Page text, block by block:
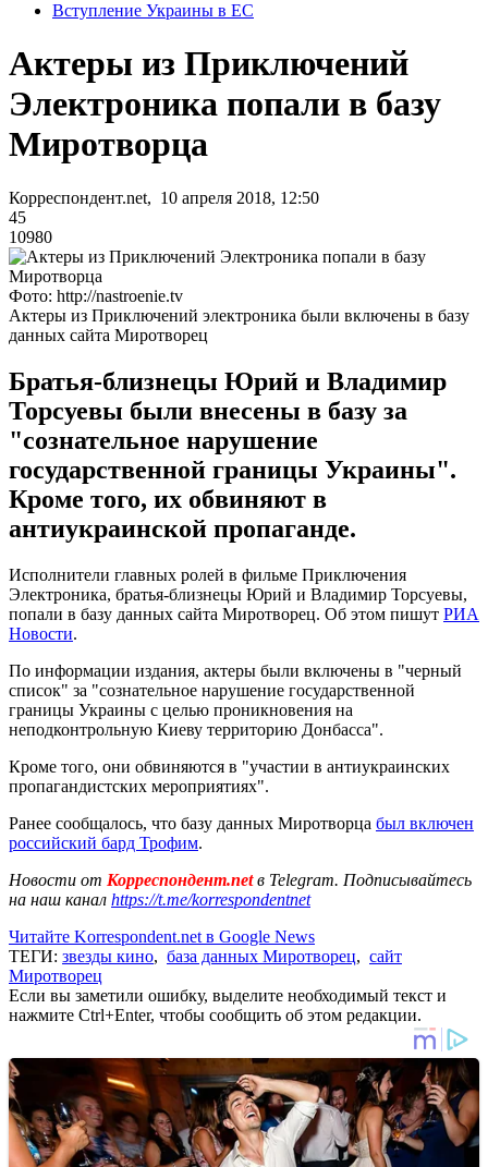
Вступление Украины в ЕС
Актеры из Приключений
Электроника попали в базу
Миротворца
Корреспондент.net, 10 апреля 2018, 12:50
45
10980
Фото: http://nastroenie.tv
Актеры из Приключений электроника были включены в базу
данных сайта Миротворец
Братья-близнецы Юрий и Владимир
Торсуевы были внесены в базу за
"сознательное нарушение
государственной границы Украины".
Кроме того, их обвиняют в
антиукраинской пропаганде.
Исполнители главных ролей в фильме Приключения
Электроника, братья-близнецы Юрий и Владимир Торсуевы,
попали в базу данных сайта Миротворец. Об этом пишут РИА
Новости.
По информации издания, актеры были включены в "черный
список" за "сознательное нарушение государственной
границы Украины с целью проникновения на
неподконтрольную Киеву территорию Донбасса".
Кроме того, они обвиняются в "участии в антиукраинских
пропагандистских мероприятиях".
Ранее сообщалось, что базу данных Миротворца был включен
российский бард Трофим.
Новости от Корреспондент.netв Telegram. Подписывайтесь
на наш канал https://t.me/korrespondentnet
Читайте Korrespondent.net в Google News
ТЕГИ: звезды кино, база данных Миротворец, сайт
Миротворец
Если вы заметили ошибку, выделите необходимый текст и
нажмите Ctrl+Enter, чтобы сообщить об этом редакции.